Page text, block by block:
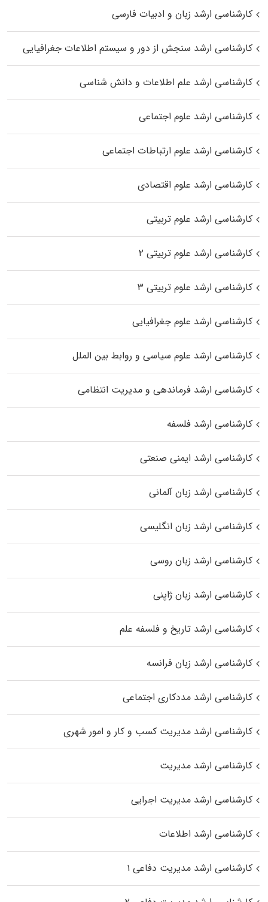
کارشناسی ارشد زبان و ادبیات فارسی
کارشناسی ارشد سنجش از دور و سیستم اطلاعات جغرافیایی
کارشناسی ارشد علم اطلاعات و دانش شناسی
کارشناسی ارشد علوم اجتماعی
کارشناسی ارشد علوم ارتباطات اجتماعی
کارشناسی ارشد علوم اقتصادی
کارشناسی ارشد علوم تربیتی
کارشناسی ارشد علوم تربیتی ۲
کارشناسی ارشد علوم تربیتی ۳
کارشناسی ارشد علوم جغرافیایی
کارشناسی ارشد علوم سیاسی و روابط بین الملل
کارشناسی ارشد فرماندهی و مدیریت انتظامی
کارشناسی ارشد فلسفه
کارشناسی ارشد ایمنی صنعتی
کارشناسی ارشد زبان آلمانی
کارشناسی ارشد زبان انگلیسی
کارشناسی ارشد زبان روسی
کارشناسی ارشد زبان ژاپنی
کارشناسی ارشد تاریخ و فلسفه علم
کارشناسی ارشد زبان فرانسه
کارشناسی ارشد مددکاری اجتماعی
کارشناسی ارشد مدیریت کسب و کار و امور شهری
کارشناسی ارشد مدیریت
کارشناسی ارشد مدیریت اجرایی
کارشناسی ارشد اطلاعات
کارشناسی ارشد مدیریت دفاعی ۱